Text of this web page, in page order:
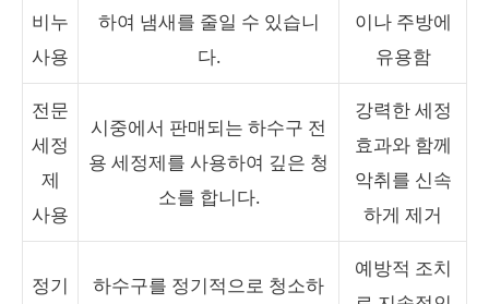
비누
사용
하여 냄새를 줄일 수 있습니
다.
이나 주방에
유용함
전문
세정
제
사용
시중에서 판매되는 하수구 전
용 세정제를 사용하여 깊은 청
소를 합니다.
강력한 세정
효과와 함께
악취를 신속
하게 제거
정기
하수구를 정기적으로 청소하
예방적 조치